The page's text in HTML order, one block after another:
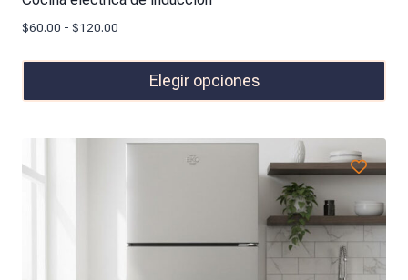
$60.00 - $120.00
Elegir opciones